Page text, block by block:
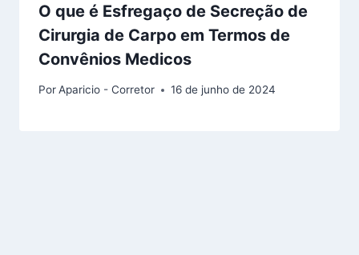
O que é Esfregaço de Secreção de
Cirurgia de Carpo em Termos de
Convênios Medicos
PorAparicio - Corretor 16 de junho de 2024